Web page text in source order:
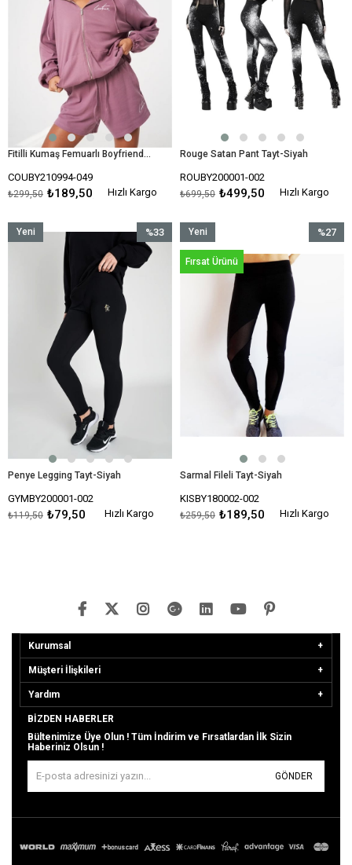
Fitilli Kumaş Femuarlı Boyfriend Şort-Gülkurusu
COUBY210994-049
₺189,50
₺299,50 Hızlı Kargo
Rouge Satan Pant Tayt-Siyah
ROUBY200001-002
₺499,50
₺699,50 Hızlı Kargo
Penye Legging Tayt-Siyah
GYMBY200001-002
₺79,50
₺119,50
%33
İndirim
%33İndirim
Yeni
Hızlı Kargo
Sarmal Fileli Tayt-Siyah
KISBY180002-002
₺189,50
₺259,50
%27
Yeni
Ürün
Fırsat Ürünü
Hızlı Kargo
Kurumsal
Müşteri İlişkileri
Yardım
BIZDEN HABERLER
Bültenimize Üye Olun ! Tüm İndirim ve Fırsatlardan İlk Sizin
Haberiniz Olsun !
GÖNDER